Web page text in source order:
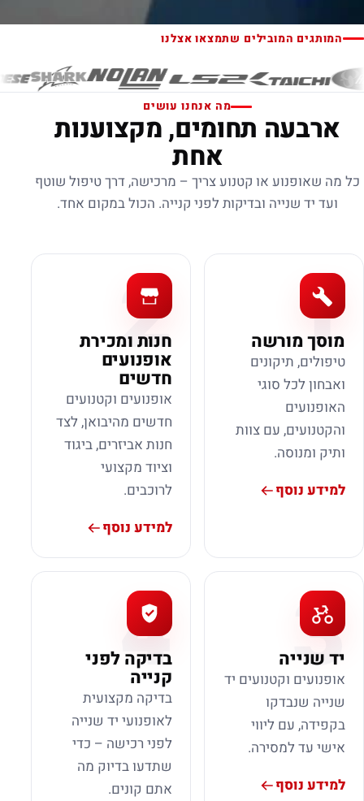
המותגים המובילים שתמצאו אצלנו
מה אנחנו עושים
ארבעה תחומים, מקצוענות
אחת
כל מה שאופנוע או קטנוע צריך – מרכישה, דרך טיפול שוטף
ועד יד שנייה ובדיקות לפני קנייה. הכול במקום אחד.
1
מוסך מורשה
טיפולים, תיקונים
ואבחון לכל סוגי
האופנועים
והקטנועים, עם צוות
ותיק ומנוסה.
למידע נוסף
2
חנות ומכירת
אופנועים
חדשים
אופנועים וקטנועים
חדשים מהיבואן, לצד
חנות אביזרים, ביגוד
וציוד מקצועי
לרוכבים.
למידע נוסף
3
יד שנייה
אופנועים וקטנועים יד
שנייה שנבדקו
בקפידה, עם ליווי
אישי עד למסירה.
למידע נוסף
4
בדיקה לפני
קנייה
בדיקה מקצועית
לאופנועי יד שנייה
לפני רכישה – כדי
שתדעו בדיוק מה
אתם קונים.